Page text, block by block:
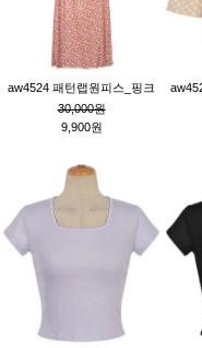
aw4524 패턴랩원피스_핑크
30,000원
9,900원